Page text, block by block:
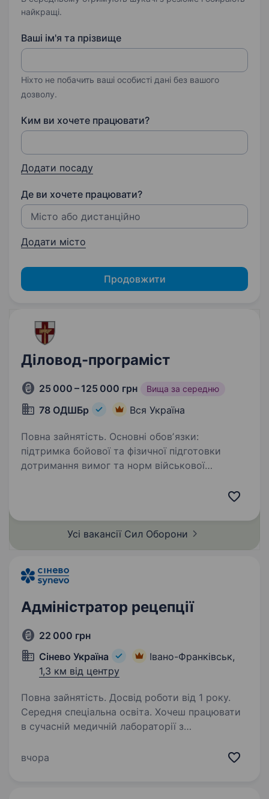
найкращі.
Ваші ім'я та прізвище
Ніхто не побачить ваші особисті дані без вашого
дозволу.
Ким ви хочете працювати?
Додати посаду
Де ви хочете працювати?
Додати місто
Продовжити
Діловод-програміст
25 000 – 125 000 грн Вища за середню
78 ОДШБр Вся Україна
Повна зайнятість. Основні обовʼязки:
підтримка бойової та фізичної підготовки
дотримання вимог та норм військової
Усі вакансії Сил Оборони
Адміністратор рецепції
22 000 грн
Сінево Україна
Івано-Франківськ,
1,3 км від центру
Повна зайнятість. Досвід роботи від 1 року.
Середня спеціальна освіта. Хочеш працювати
в сучасній медичній лабораторії з
у сфері обслуговування або адміністрування?
вчора